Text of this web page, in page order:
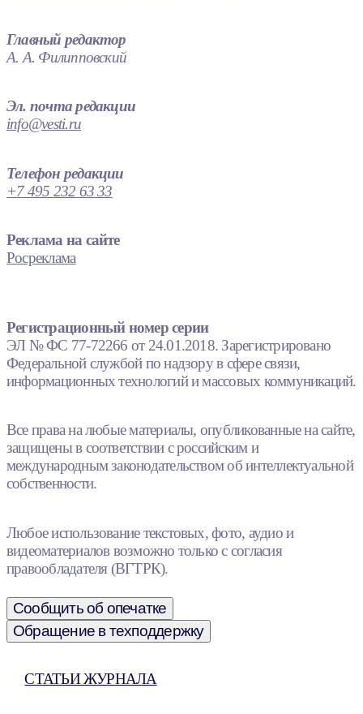
Главный редактор
А. А. Филипповский
Эл. почта редакции
info@vesti.ru
Телефон редакции
+7 495 232 63 33
Реклама на сайте
Росреклама
Регистрационный номер серии
ЭЛ № ФС 77-72266 от 24.01.2018. Зарегистрировано
Федеральной службой по надзору в сфере связи,
информационных технологий и массовых коммуникаций.
Все права на любые материалы, опубликованные на сайте,
защищены в соответствии с российским и
международным законодательством об интеллектуальной
собственности.
Любое использование текстовых, фото, аудио и
видеоматериалов возможно только с согласия
правообладателя (ВГТРК).
Сообщить об опечатке
Обращение в техподдержку
СТАТЬИ ЖУРНАЛА